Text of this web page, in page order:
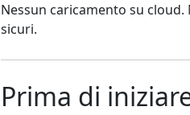
Nessun caricamento su
sicuri.
Prima di